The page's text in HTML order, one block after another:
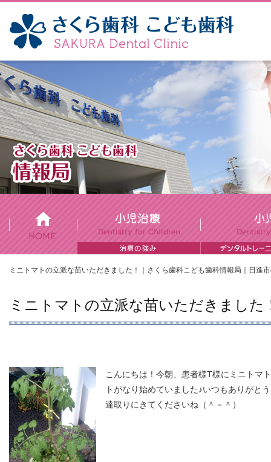
ミニトマトの立派な苗いただきました！｜さくら歯科こども歯科情報局｜日進
ミニトマトの立派な苗いただきました
こんにちは！今朝、患者様T様にミニトマ
トがなり始めていました♪いつもありがと
達取りにきてくださいね（＾－＾）